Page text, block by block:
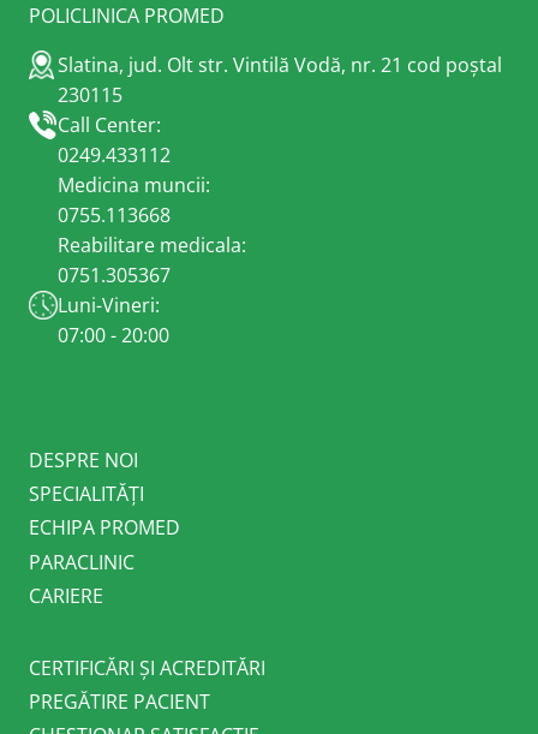
POLICLINICA PROMED
Slatina, jud. Olt str. Vintilă Vodă, nr. 21 cod poștal
230115
Call Center:
0249.433112
Medicina muncii:
0755.113668
Reabilitare medicala:
0751.305367
Luni-Vineri:
07:00 - 20:00
DESPRE NOI
SPECIALITĂȚI
ECHIPA PROMED
PARACLINIC
CARIERE
CERTIFICĂRI ȘI ACREDITĂRI
PREGĂTIRE PACIENT